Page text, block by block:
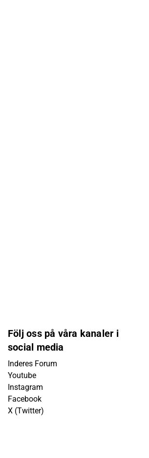
Följ oss på våra kanaler i
social media
Inderes Forum
Youtube
Instagram
Facebook
X (Twitter)